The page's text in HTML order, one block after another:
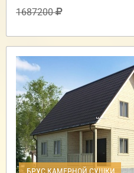
1687200